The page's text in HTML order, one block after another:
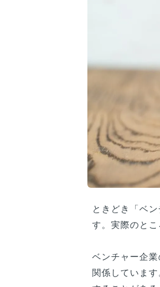
ときどき「ベ
す。実際のと
ベンチャー企
関係していま